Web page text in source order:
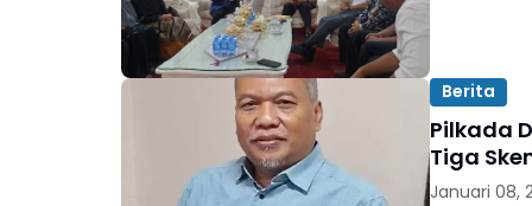
Berita
Pilkada
Tiga
Januari 08,